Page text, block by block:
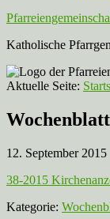
Katholische
Aktuelle Seite:
12. September 2015
38-2015
Kategorie: